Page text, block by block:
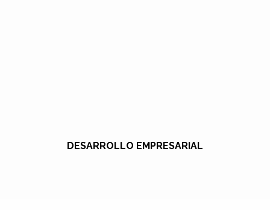
DESARROLLO EMPRESARIAL